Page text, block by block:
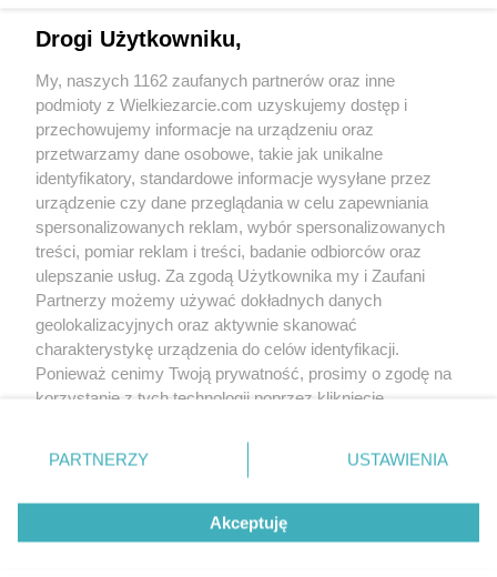
Drogi Użytkowniku,
My, naszych 1162 zaufanych partnerów oraz inne
podmioty z Wielkiezarcie.com uzyskujemy dostęp i
przechowujemy informacje na urządzeniu oraz
przetwarzamy dane osobowe, takie jak unikalne
identyfikatory, standardowe informacje wysyłane przez
urządzenie czy dane przeglądania w celu zapewniania
spersonalizowanych reklam, wybór spersonalizowanych
treści, pomiar reklam i treści, badanie odbiorców oraz
ulepszanie usług. Za zgodą Użytkownika my i Zaufani
Partnerzy możemy używać dokładnych danych
geolokalizacyjnych oraz aktywnie skanować
charakterystykę urządzenia do celów identyfikacji.
Ponieważ cenimy Twoją prywatność, prosimy o zgodę na
korzystanie z tych technologii poprzez kliknięcie
zmienić/wycofać klikając przycisk ustawień prywatności
znajdujący się w lewym dolnym rogu strony
rodzaje przetwarzania danych nie wymagają zgody
użytkownika, ale masz prawo sprzeciwić się takiemu
przetwarzaniu. Preferencje będą miały zastosowania tylko
PARTNERZY USTAWIENIA
Akceptuję